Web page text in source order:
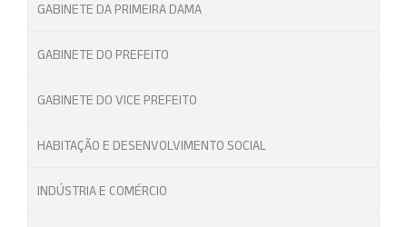
GABINETE DA PRIMEIRA DAMA
GABINETE DO PREFEITO
GABINETE DO VICE PREFEITO
HABITAÇÃO E DESENVOLVIMENTO SOCIAL
INDÚSTRIA E COMÉRCIO